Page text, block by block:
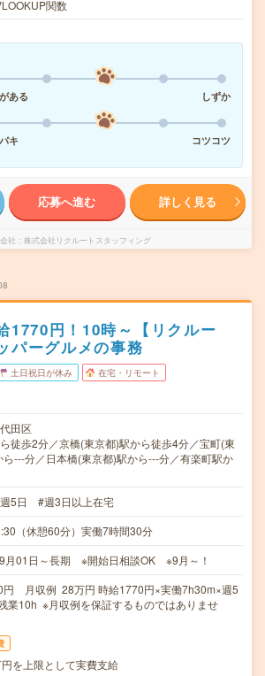
関数
ある
しずか
キ
コツコツ
応募へ進む 詳しく見る
社 株式会社リクルートスタッフィング
1770円！10時～【リクルー
パーグルメの事務
土日祝日が休み 在宅・リモート
田区
徒歩2分／京橋(東京都)駅から徒歩4分／宝町(東
ら---分／日本橋(東京都)駅から---分／有楽町駅か
週5日 #週3日以上在宅
（休憩60分）実働7時間30分
月01日～長期 ※開始日相談OK ※9月～！
円 月収例 28万円 時給1770円×実働7h30m×週5
業10h ※月収例を保証するものではありませ
を上限として実費支給